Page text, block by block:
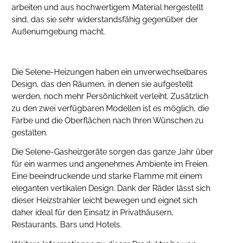
arbeiten und aus hochwertigem Material hergestellt
sind, das sie sehr widerstandsfähig gegenüber der
Außenumgebung macht.
Die Selene-Heizungen haben ein unverwechselbares
Design, das den Räumen, in denen sie aufgestellt
werden, noch mehr Persönlichkeit verleiht. Zusätzlich
zu den zwei verfügbaren Modellen ist es möglich, die
Farbe und die Oberflächen nach Ihren Wünschen zu
gestalten.
Die Selene-Gasheizgeräte sorgen das ganze Jahr über
für ein warmes und angenehmes Ambiente im Freien.
Eine beeindruckende und starke Flamme mit einem
eleganten vertikalen Design. Dank der Räder lässt sich
dieser Heizstrahler leicht bewegen und eignet sich
daher ideal für den Einsatz in Privathäusern,
Restaurants, Bars und Hotels.